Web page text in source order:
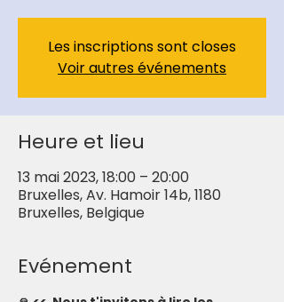
Les inscriptions sont closes
Voir autres événements
Heure et lieu
13 mai 2023, 18:00 – 20:00
Bruxelles, Av. Hamoir 14b, 1180
Bruxelles, Belgique
Evénement